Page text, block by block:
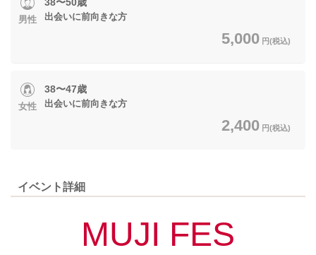
男性 出会いに前向きな方
5,000 円(税込)
女性
38〜47歳
出会いに前向きな方
2,400 円(税込)
イベント詳細
MUJI FES